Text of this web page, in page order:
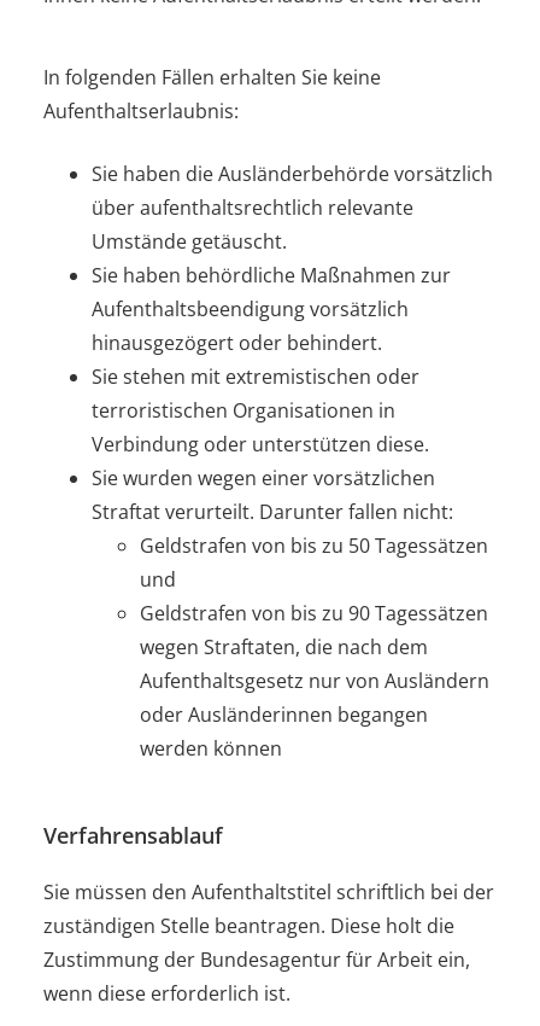
In folgenden Fällen erhalten Sie keine
Aufenthaltserlaubnis:
Sie haben die Ausländerbehörde vorsätzlich
über aufenthaltsrechtlich relevante
Umstände getäuscht.
Sie haben behördliche Maßnahmen zur
Aufenthaltsbeendigung vorsätzlich
hinausgezögert oder behindert.
Sie stehen mit extremistischen oder
terroristischen Organisationen in
Verbindung oder unterstützen diese.
Sie wurden wegen einer vorsätzlichen
Straftat verurteilt. Darunter fallen nicht:
Geldstrafen von bis zu 50 Tagessätzen
und
Geldstrafen von bis zu 90 Tagessätzen
wegen Straftaten, die nach dem
Aufenthaltsgesetz nur von Ausländern
oder Ausländerinnen begangen
werden können
Verfahrensablauf
Sie müssen den Aufenthaltstitel schriftlich bei der
zuständigen Stelle beantragen. Diese holt die
Zustimmung der Bundesagentur für Arbeit ein,
wenn diese erforderlich ist.